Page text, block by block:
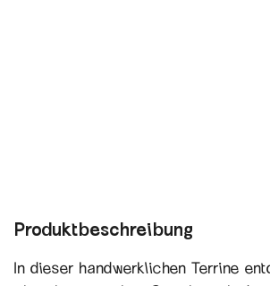
Produktbeschreibung
In dieser handwerklichen Terrine